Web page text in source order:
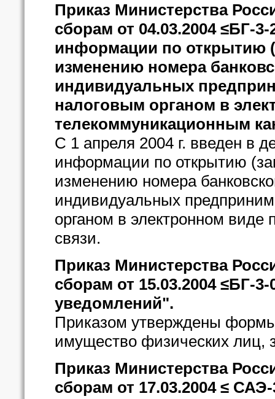
Приказ Министерства
сборам от 04.03.2004 ≤БГ-
информации по открытию
изменению номера
индивидуальных
налоговым органом в
телекоммуникационным
С 1 апреля 2004 г. введен в
информации по открытию
изменению номера
индивидуальных
органом в электронном
связи.
Приказ Министерства
сборам от 15.03.2004 ≤БГ-
уведомлений".
Приказом утверждены
имущество физических лиц,
Приказ Министерства
сборам от 17.03.2004 ≤